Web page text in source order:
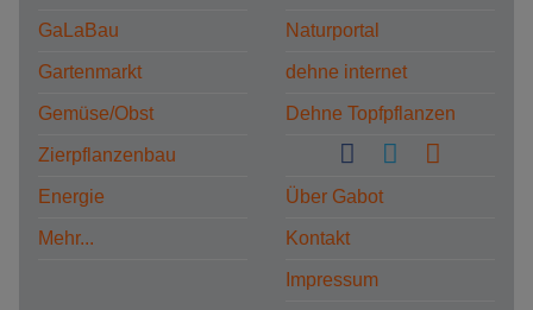
GaLaBau
Gartenmarkt
Gemüse/Obst
Zierpflanzenbau
Energie
Mehr...
Naturportal
dehne internet
Dehne Topfpflanzen
Über Gabot
Kontakt
Impressum